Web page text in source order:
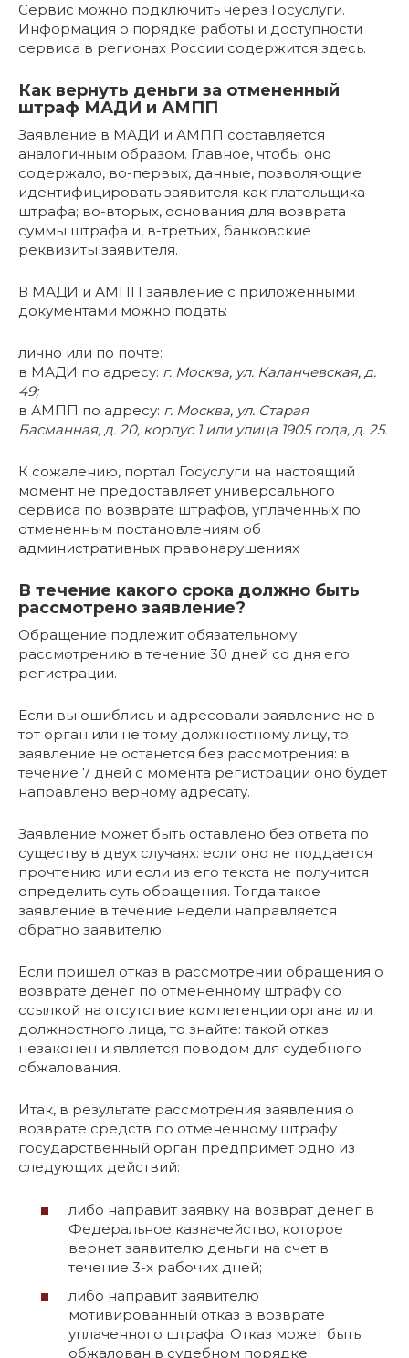
Сервис можно подключить через Госуслуги.
Информация о порядке работы и доступности
сервиса в регионах России содержится здесь.
Как вернуть деньги за отмененный
штраф МАДИ и АМПП
Заявление в МАДИ и АМПП составляется
аналогичным образом. Главное, чтобы оно
содержало, во-первых, данные, позволяющие
идентифицировать заявителя как плательщика
штрафа; во-вторых, основания для возврата
суммы штрафа и, в-третьих, банковские
реквизиты заявителя.
В МАДИ и АМПП заявление с приложенными
документами можно подать:
лично или по почте:
в МАДИ по адресу: г. Москва, ул. Каланчевская, д.
49;
в АМПП по адресу: г. Москва, ул. Старая
Басманная, д. 20, корпус 1 или улица 1905 года, д. 25.
К сожалению, портал Госуслуги на настоящий
момент не предоставляет универсального
сервиса по возврате штрафов, уплаченных по
отмененным постановлениям об
административных правонарушениях
В течение какого срока должно быть
рассмотрено заявление?
Обращение подлежит обязательному
рассмотрению в течение 30 дней со дня его
регистрации.
Если вы ошиблись и адресовали заявление не в
тот орган или не тому должностному лицу, то
заявление не останется без рассмотрения: в
течение 7 дней с момента регистрации оно будет
направлено верному адресату.
Заявление может быть оставлено без ответа по
существу в двух случаях: если оно не поддается
прочтению или если из его текста не получится
определить суть обращения. Тогда такое
заявление в течение недели направляется
обратно заявителю.
Если пришел отказ в рассмотрении обращения о
возврате денег по отмененному штрафу со
ссылкой на отсутствие компетенции органа или
должностного лица, то знайте: такой отказ
незаконен и является поводом для судебного
обжалования.
Итак, в результате рассмотрения заявления о
возврате средств по отмененному штрафу
государственный орган предпримет одно из
следующих действий:
либо направит заявку на возврат денег в
Федеральное казначейство, которое
вернет заявителю деньги на счет в
течение 3-х рабочих дней;
либо направит заявителю
мотивированный отказ в возврате
уплаченного штрафа. Отказ может быть
обжалован в судебном порядке.